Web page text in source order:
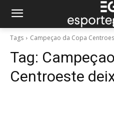
Tags Campeçao da Copa
Tag:
Centroeste